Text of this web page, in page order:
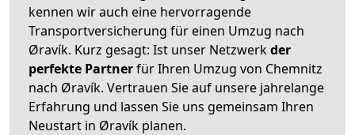
kennen wir auch eine hervorragende
Transportversicherung für einen Umzug nach
Øravík. Kurz gesagt: Ist unser Netzwerkder
perfekte Partnerfür Ihren Umzug von Chemnitz
nach Øravík. Vertrauen Sie auf unsere jahrelange
Erfahrung und lassen Sie uns gemeinsam Ihren
Neustart in Øravík planen.